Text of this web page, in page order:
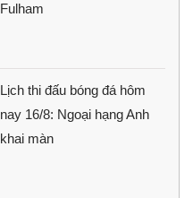
Fulham
Lịch thi đấu bóng đá hôm
nay 16/8: Ngoại hạng Anh
khai màn